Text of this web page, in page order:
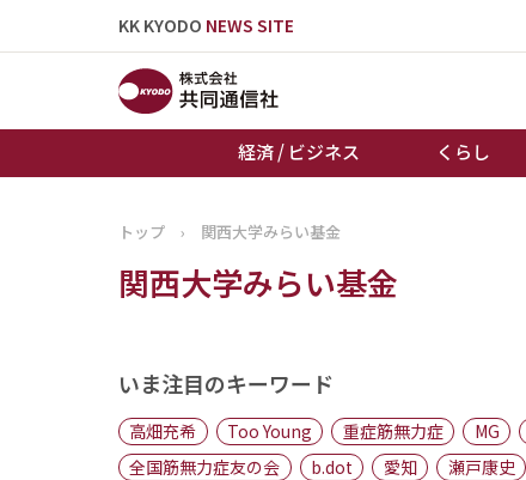
KK KYODO NEWS SITE
経済 / ビジネス くらし
トップページ
お知らせ
トップ › 関西大学みらい基金
関西大学みらい基金
いま注目のキーワード
高畑充希 Too Young 重症筋無力症 MG
全国筋無力症友の会
b.dot 愛知 瀬戸康史